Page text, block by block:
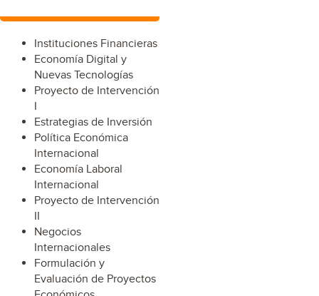
Instituciones Financieras
Economía Digital y
Nuevas Tecnologías
Proyecto de Intervención
I
Estrategias de Inversión
Política Económica
Internacional
Economía Laboral
Internacional
Proyecto de Intervención
II
Negocios
Internacionales
Formulación y
Evaluación de Proyectos